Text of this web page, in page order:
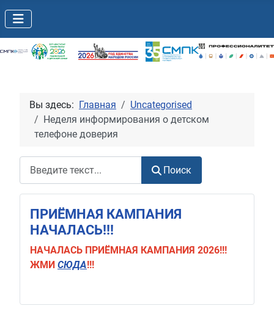
Вы здесь: Главная
Uncategorised
Неделя информирования о детском
телефоне доверия
Поиск
ПРИЁМНАЯ КАМПАНИЯ
НАЧАЛАСЬ!!!
НАЧАЛАСЬ ПРИЁМНАЯ КАМПАНИЯ 2026!!!
ЖМИ СЮДА!!!